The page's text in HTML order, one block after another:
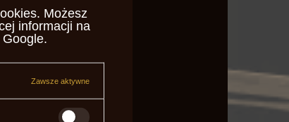
. Możesz
informacji na
.
Zawsze aktywne